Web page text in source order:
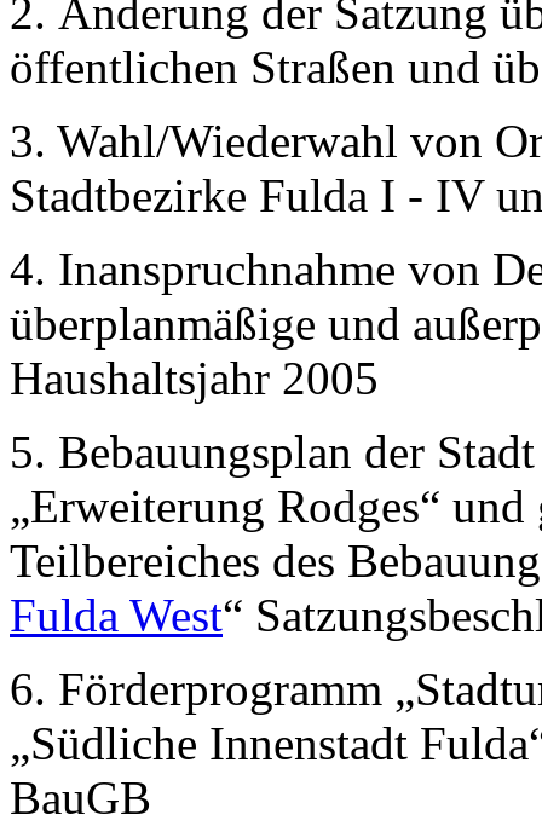
2. Änderung der Satzung
öffentlichen Straßen und
3. Wahl/Wiederwahl von
Stadtbezirke Fulda I - IV
4. Inanspruchnahme von
überplanmäßige und
Haushaltsjahr 2005
5. Bebauungsplan der
„Erweiterung Rodges“
Teilbereiches des
Fulda West“
6. Förderprogramm
„Südliche Innenstadt
BauGB